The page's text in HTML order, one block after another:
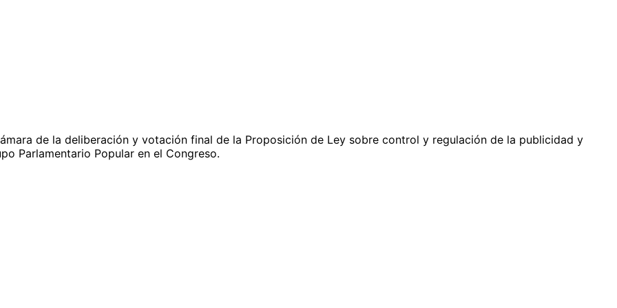
de la deliberación y votación final de la Proposición de Ley sobre control y regulación de la publicidad y
Parlamentario Popular en el Congreso.